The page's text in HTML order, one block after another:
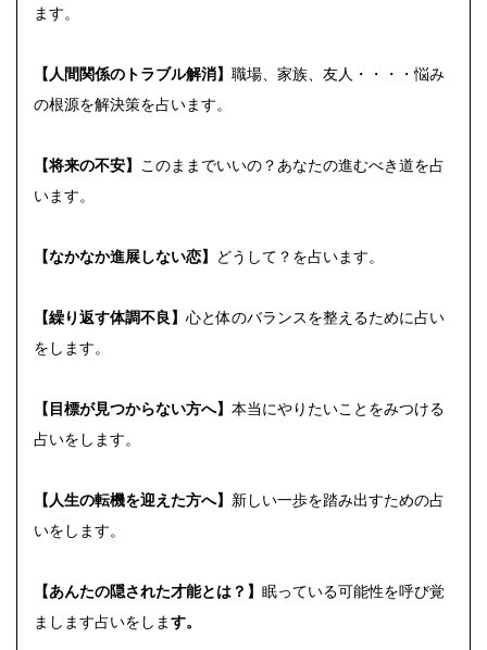
ます。
【人間関係のトラブル解消】 職場、家族、友人・・・・悩み
の根源を解決策を占います。
【将来の不安】
このままでいいの？あなたの進むべき道を占
います。
【なかなか進展しない恋】 どうして？を占います。
【繰り返す体調不良】 心と体のバランスを整えるために占い
をします。
【目標が見つからない方へ】 本当にやりたいことをみつける
占いをします。
【人生の転機を迎えた方へ】 新しい一歩を踏み出すための占
いをします。
【あんたの隠された才能とは？】 眠っている可能性を呼び覚
まします占いをしま す。